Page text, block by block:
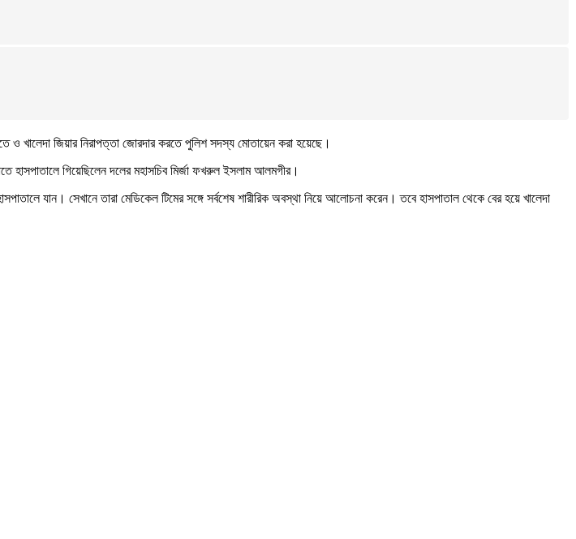
ও খালেদা জিয়ার নিরাপত্তা জোরদার করতে পুলিশ সদস্য মোতায়েন করা হয়েছে।
হাসপাতালে গিয়েছিলেন দলের মহাসচিব মির্জা ফখরুল ইসলাম আলমগীর।
যান। সেখানে তারা মেডিকেল টিমের সঙ্গে সর্বশেষ শারীরিক অবস্থা নিয়ে আলোচনা করেন। তবে হাসপাতাল থেকে বের হয়ে খালেদা